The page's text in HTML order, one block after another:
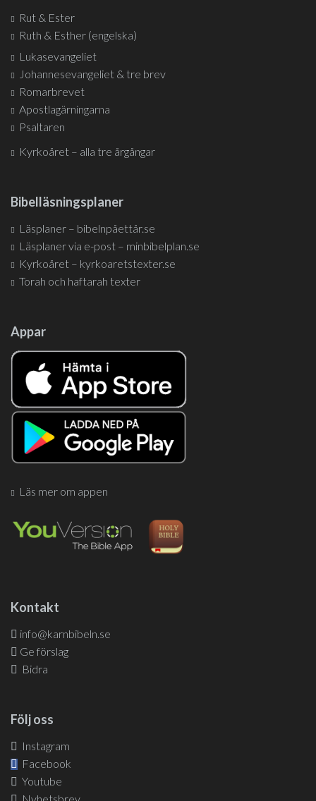
Rut & Ester
Ruth & Esther (engelska)
Lukasevangeliet
Johannesevangeliet & tre brev
Romarbrevet
Apostlagärningarna
Psaltaren
Kyrkoåret – alla tre årgångar
Bibelläsningsplaner
Läsplaner – bibelnpåettår.se
Läsplaner via e-post – minbibelplan.se
Kyrkoåret – kyrkoaretstexter.se
Torah och haftarah texter
Appar
Läs mer om appen
Kontakt
info@karnbibeln.se
Ge förslag
Bidra
Följ oss
Instagram
Facebook
Youtube